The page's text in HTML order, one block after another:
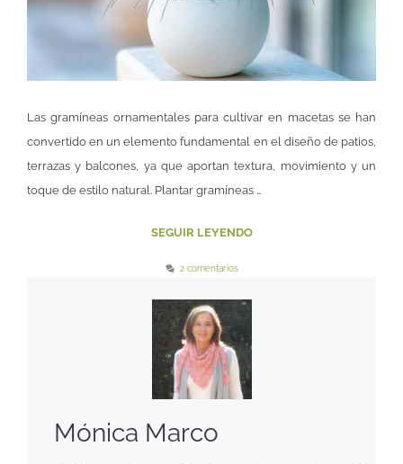
Las gramíneas ornamentales para cultivar en macetas se han
convertido en un elemento fundamental en el diseño de patios,
terrazas y balcones, ya que aportan textura, movimiento y un
toque de estilo natural. Plantar gramíneas …
SEGUIR LEYENDO
2 comentarios
Mónica Marco